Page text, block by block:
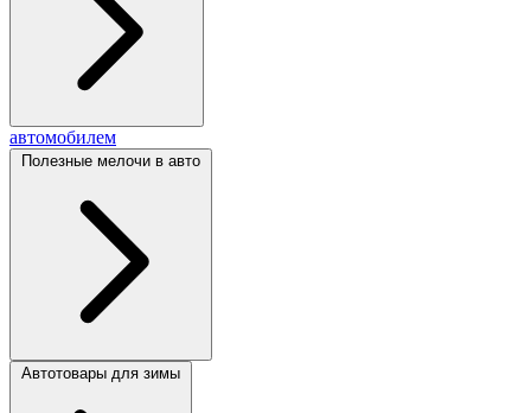
автомобилем
Полезные мелочи в авто
Автотовары для зимы